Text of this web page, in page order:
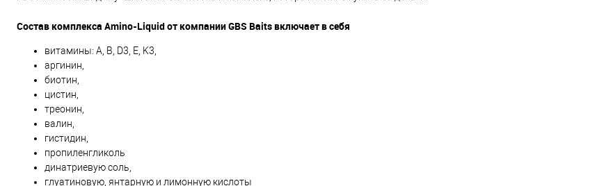
Состав комплекса Amino-Liquid от компании GBS Baits включает в себя
витамины: A, B, D3, E, K3,
аргинин,
биотин,
цистин,
треонин,
валин,
гистидин,
пропиленгликоль
динатриевую соль,
глуатиновую, янтарную и лимонную кислоты